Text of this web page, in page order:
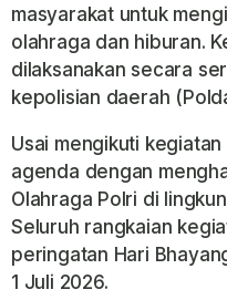
masyarakat untuk
olahraga dan hiburan.
dilaksanakan secara
kepolisian daerah
Usai mengikuti
agenda dengan
Olahraga Polri di
Seluruh rangkaian
peringatan Hari
1 Juli 2026.